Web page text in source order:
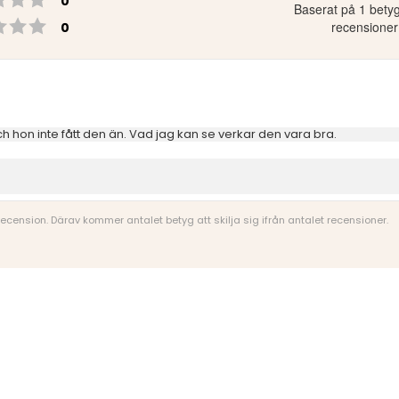
Betyg: 1 utav 5 stjärnor
0
Baserat på 1
recensioner
inte fått den än. Vad jag kan se verkar den vara bra.
Därav kommer antalet betyg att skilja sig ifrån antalet recensioner.